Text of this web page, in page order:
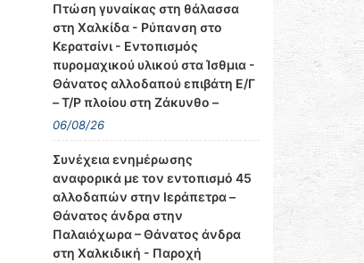
Πτώση γυναίκας στη θάλασσα
στη Χαλκίδα - Ρύπανση στο
Κερατσίνι - Εντοπισμός
πυρομαχικού υλικού στα Ίσθμια -
Θάνατος αλλοδαπού επιβάτη Ε/Γ
– Τ/Ρ πλοίου στη Ζάκυνθο –
06/08/26
Συνέχεια ενημέρωσης
αναφορικά με τον εντοπισμό 45
αλλοδαπών στην Ιεράπετρα –
Θάνατος άνδρα στην
Παλαιόχωρα – Θάνατος άνδρα
στη Χαλκιδική - Παροχή